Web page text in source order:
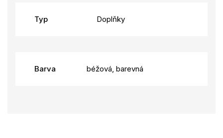
Typ Doplňky
Barva béžová, barevná